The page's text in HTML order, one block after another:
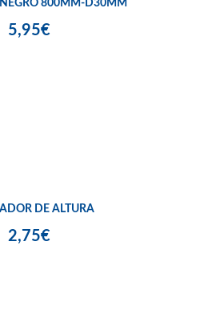
NEGRO 800MM-D30MM
5,95€
DE ALTURA
2,75€